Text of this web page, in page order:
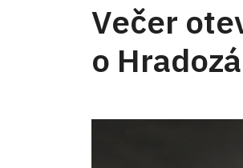
Večer
o